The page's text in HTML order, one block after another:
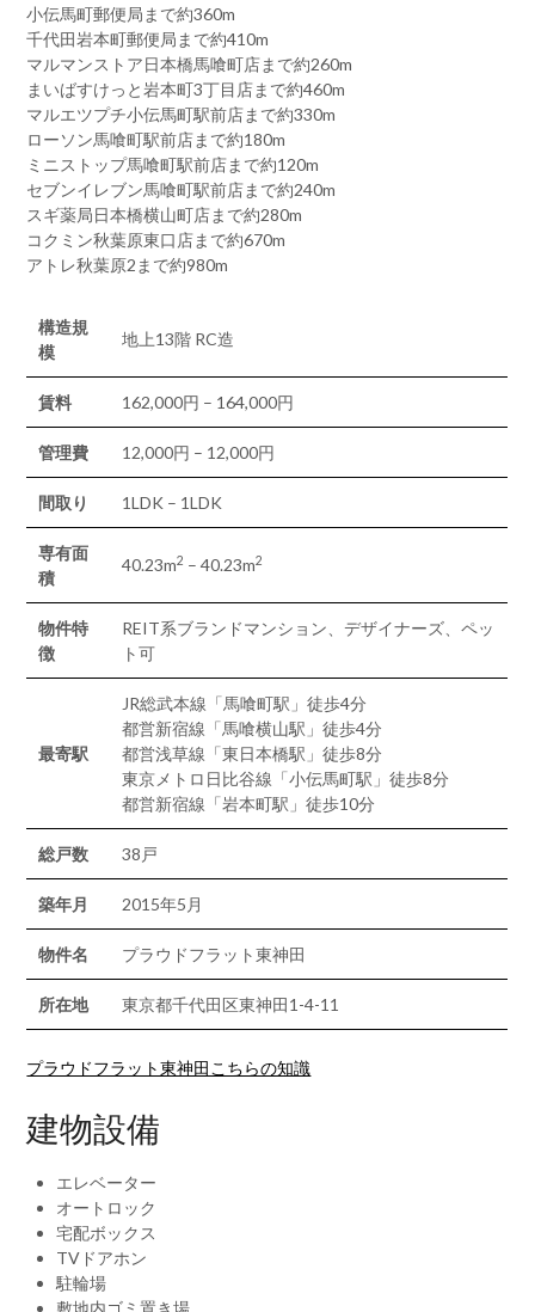
小伝馬町郵便局まで約360m
千代田岩本町郵便局まで約410m
マルマンストア日本橋馬喰町店まで約260m
まいばすけっと岩本町3丁目店まで約460m
マルエツプチ小伝馬町駅前店まで約330m
ローソン馬喰町駅前店まで約180m
ミニストップ馬喰町駅前店まで約120m
セブンイレブン馬喰町駅前店まで約240m
スギ薬局日本橋横山町店まで約280m
コクミン秋葉原東口店まで約670m
アトレ秋葉原2まで約980m
構造規
模
地上13階 RC造
賃料 162,000円 – 164,000円
管理費 12,000円 – 12,000円
間取り 1LDK – 1LDK
専有面
積
40.23m2 – 40.23m2
物件特
徴
REIT系ブランドマンション、デザイナーズ、ペッ
ト可
最寄駅
JR総武本線「馬喰町駅」徒歩4分
都営新宿線「馬喰横山駅」徒歩4分
都営浅草線「東日本橋駅」徒歩8分
東京メトロ日比谷線「小伝馬町駅」徒歩8分
都営新宿線「岩本町駅」徒歩10分
総戸数 38戸
築年月 2015年5月
物件名 プラウドフラット東神田
所在地 東京都千代田区東神田1-4-11
プラウドフラット東神田こちらの知識
建物設備
エレベーター
オートロック
宅配ボックス
TVドアホン
駐輪場
敷地内ゴミ置き場